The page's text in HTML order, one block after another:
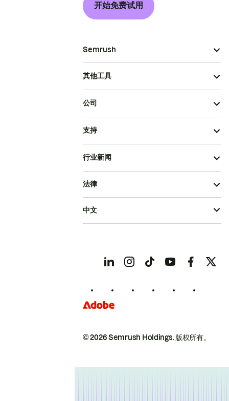
开始免费试用
Semrush
其他工具
公司
支持
行业新闻
© 2026 Semrush Holdings.版权所有。
法律
中文